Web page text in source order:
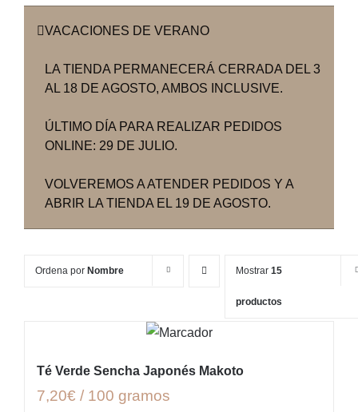
VACACIONES DE VERANO
LA TIENDA PERMANECERÁ CERRADA DEL 3
AL 18 DE AGOSTO, AMBOS INCLUSIVE.
ÚLTIMO DÍA PARA REALIZAR PEDIDOS
ONLINE: 29 DE JULIO.
VOLVEREMOS A ATENDER PEDIDOS Y A
ABRIR LA TIENDA EL 19 DE AGOSTO.
Ordena por Nombre Mostrar 15
productos
Té Verde Sencha Japonés Makoto
7,20€ / 100 gramos